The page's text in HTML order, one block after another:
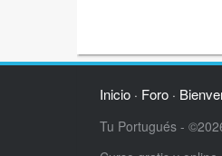
Inicio· Foro·
Tu Portugués -